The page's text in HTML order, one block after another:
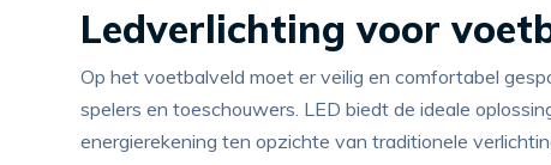
Ledverlichting voor
Op het voetbalveld moet er veilig en comfortabel
spelers en toeschouwers. LED biedt de ideale
energierekening ten opzichte van traditionele